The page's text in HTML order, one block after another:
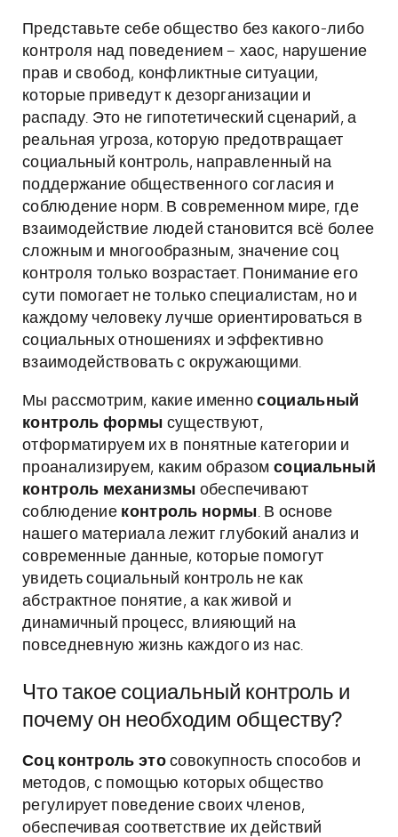
Представьте себе общество без какого-либо
контроля над поведением – хаос, нарушение
прав и свобод, конфликтные ситуации,
которые приведут к дезорганизации и
распаду. Это не гипотетический сценарий, а
реальная угроза, которую предотвращает
социальный контроль, направленный на
поддержание общественного согласия и
соблюдение норм. В современном мире, где
взаимодействие людей становится всё более
сложным и многообразным, значение соц
контроля только возрастает. Понимание его
сути помогает не только специалистам, но и
каждому человеку лучше ориентироваться в
социальных отношениях и эффективно
взаимодействовать с окружающими.
Мы рассмотрим, какие именносоциальный
контроль формы существуют,
отформатируем их в понятные категории и
проанализируем, каким образом социальный
контроль механизмы обеспечивают
соблюдение контроль нормы. В основе
нашего материала лежит глубокий анализ и
современные данные, которые помогут
увидеть социальный контроль не как
абстрактное понятие, а как живой и
динамичный процесс, влияющий на
повседневную жизнь каждого из нас.
Что такое социальный контроль и
почему он необходим обществу?
Соц контроль этосовокупность способов и
методов, с помощью которых общество
регулирует поведение своих членов,
обеспечивая соответствие их действий